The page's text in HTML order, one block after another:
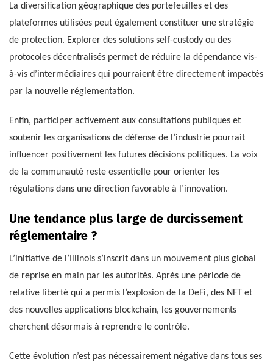
La diversification géographique des portefeuilles et des
plateformes utilisées peut également constituer une stratégie
de protection. Explorer des solutions self-custody ou des
protocoles décentralisés permet de réduire la dépendance vis-
à-vis d’intermédiaires qui pourraient être directement impactés
par la nouvelle réglementation.
Enfin, participer activement aux consultations publiques et
soutenir les organisations de défense de l’industrie pourrait
influencer positivement les futures décisions politiques. La voix
de la communauté reste essentielle pour orienter les
régulations dans une direction favorable à l’innovation.
Une tendance plus large de durcissement
réglementaire ?
L’initiative de l’Illinois s’inscrit dans un mouvement plus global
de reprise en main par les autorités. Après une période de
relative liberté qui a permis l’explosion de la DeFi, des NFT et
des nouvelles applications blockchain, les gouvernements
cherchent désormais à reprendre le contrôle.
Cette évolution n’est pas nécessairement négative dans tous ses